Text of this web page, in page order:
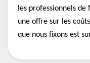
les professionnels
une offre sur les
que nous fixons est